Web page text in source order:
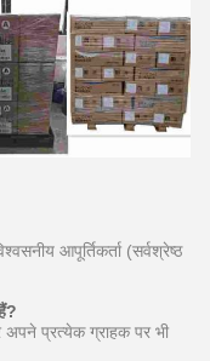
आपूर्तिकर्ता (सर्वश्रेष्ठ
प्रत्येक ग्राहक पर भी